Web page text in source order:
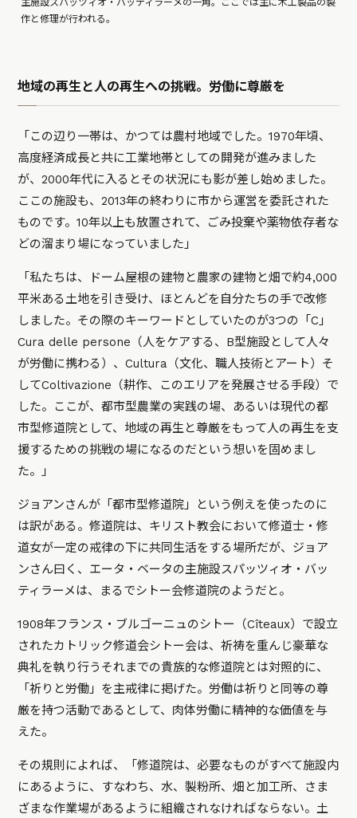
作と修理が行われる。
地域の再生と人の再生への挑戦。労働に尊厳を
「この辺り一帯は、かつては農村地域でした。1970年頃、
高度経済成長と共に工業地帯としての開発が進みました
が、2000年代に入るとその状況にも影が差し始めました。
ここの施設も、2013年の終わりに市から運営を委託された
ものです。10年以上も放置されて、ごみ投棄や薬物依存者な
どの溜まり場になっていました」
「私たちは、ドーム屋根の建物と農家の建物と畑で約4,000
平米ある土地を引き受け、ほとんどを自分たちの手で改修
しました。その際のキーワードとしていたのが3つの「C」
Cura delle persone（人をケアする、B型施設として人々
が労働に携わる）、Cultura（文化、職人技術とアート）そ
してColtivazione（耕作、このエリアを発展させる手段）で
した。ここが、都市型農業の実践の場、あるいは現代の都
市型修道院として、地域の再生と尊厳をもって人の再生を支
援するための挑戦の場になるのだという想いを固めまし
た。」
ジョアンさんが「都市型修道院」という例えを使ったのに
は訳がある。修道院は、キリスト教会において修道士・修
道女が一定の戒律の下に共同生活をする場所だが、ジョア
ンさん曰く、エータ・ベータの主施設スパッツィオ・バッ
ティラーメは、まるでシトー会修道院のようだと。
1908年フランス・ブルゴーニュのシトー（Cîteaux）で設立
されたカトリック修道会シトー会は、祈祷を重んじ豪華な
典礼を執り行うそれまでの貴族的な修道院とは対照的に、
「祈りと労働」を主戒律に掲げた。労働は祈りと同等の尊
厳を持つ活動であるとして、肉体労働に精神的な価値を与
えた。
その規則によれば、「修道院は、必要なものがすべて施設内
にあるように、すなわち、水、製粉所、畑と加工所、さま
ざまな作業場があるように組織されなければならない。土